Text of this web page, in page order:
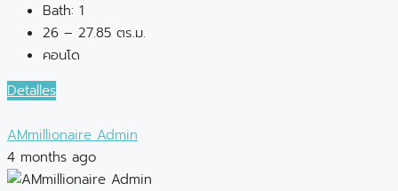
Bath: 1
26 – 27.85 ตร.ม.
คอนโด
Detalles
AMmillionaire Admin
4 months ago